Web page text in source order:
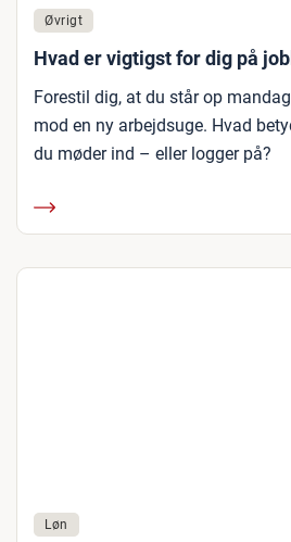
Øvrigt
Hvad er vigtigst for dig på
Forestil dig, at du står op
mod en ny arbejdsuge. Hvad
du møder ind – eller logger på?
Løn